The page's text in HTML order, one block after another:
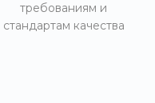
требованиям и
стандартам качества